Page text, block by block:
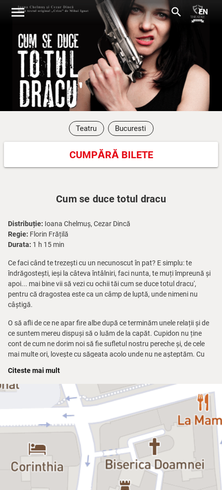
menu search EN
Teatru Bucuresti
CUMPĂRĂ BILETE
Cum se duce totul dracu
Distribuție: Ioana Chelmuș, Cezar Dincă
Regie: Florin Frățilă
Durata: 1 h 15 min
Ce faci când te trezești cu un necunoscut în pat? E simplu: te
îndrăgostești, ieși la câteva întâlniri, faci nunta, te muți împreună și
apoi... mai bine vii să vezi cu ochii tăi cum se duce totul dracu',
pentru că dragostea este ca un câmp de luptă, unde nimeni nu
câștigă.
O să afli de ce ne apar fire albe după ce terminăm unele relații și de
ce suntem mereu dispuși să o luăm de la capăt. Cupidon nu ține
cont de cum ne dorim noi să fie sufletul nostru pereche și, de cele
mai multe ori, lovește cu săgeata acolo unde nu ne așteptăm. Cu
ne face să simțim fluturi în stomac. Problema apare atunci când
dragostea dă nas în nas cu orgoliul, familia neplăcută a perechii
noastre și cheltuielile extravagante ale partenerului.
Oare dragostea adevărată înseamnă grijă, atenție, prietenie și
respect sau nervi, farfurii aruncate, țipete și plânsete?
Un amestec nebun de sentimente și trăiri, un spectacol la care râzi
și plângi,Cum se duce totul dracu'a bucurat publicul pentru mai
bine de patru ani, un show plin de umor, care a umplut sălile, fiind
jucat SOLD OUT de nenumărate ori.
Citeste mai mult